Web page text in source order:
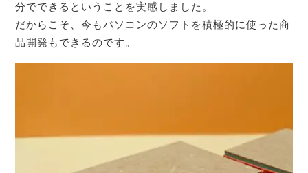
分でできるということを実感しました。
だからこそ、今もパソコンのソフトを積極的に使った商
品開発もできるのです。